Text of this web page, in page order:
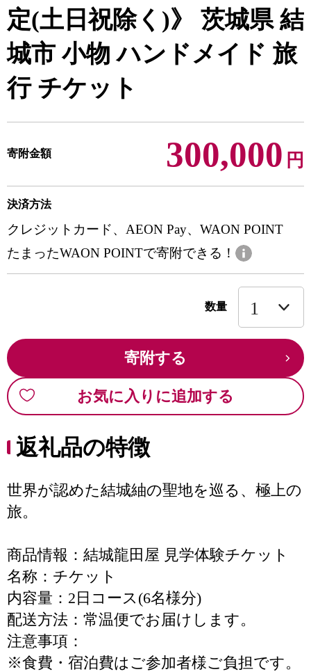
定(土日祝除く)》 茨城県 結
城市 小物 ハンドメイド 旅
行 チケット
寄附金額 300,000 円
決済方法
クレジットカード、AEON Pay、WAON POINT
たまったWAON POINTで寄附できる！
数量
寄附する
お気に入りに追加する
返礼品の特徴
世界が認めた結城紬の聖地を巡る、極上の
旅。
商品情報：結城龍田屋 見学体験チケット
名称：チケット
内容量：2日コース(6名様分)
配送方法：常温便でお届けします。
注意事項：
※食費・宿泊費はご参加者様ご負担です。